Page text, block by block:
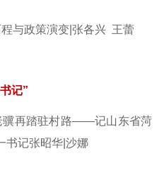
与政策演变|张各兴 王蕾
记”
再踏驻村路——记山东省菏
书记张昭华|沙娜